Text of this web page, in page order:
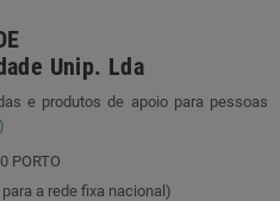
Unip. Lda
e produtos de apoio para pessoas
PORTO
a rede fixa nacional)